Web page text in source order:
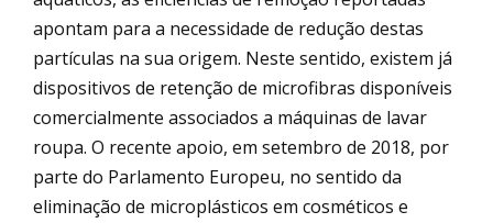
apontam para a necessidade de redução destas
partículas na sua origem. Neste sentido, existem já
dispositivos de retenção de microfibras disponíveis
comercialmente associados a máquinas de lavar
roupa. O recente apoio, em setembro de 2018, por
parte do Parlamento Europeu, no sentido da
eliminação de microplásticos em cosméticos e